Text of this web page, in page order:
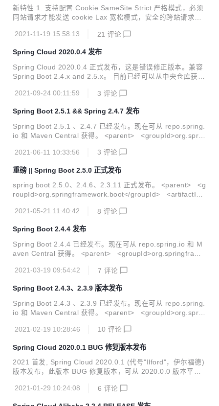
tiializer 不提供 MariaDB #28779的映射 "test" ...
新特性 1. 支持配置 Cookie SameSite Strict 严格模式，必须
同站请求才能发送 cookie Lax 宽松模式，安全的跨站请求可
一起使用（浏览器最后的坚持） 2. Reactive Session 个性化
ctive.session.timeout=30 3. 支持自定义脱敏规则 关于 Sprin
gBoot 端点敏感数据脱敏，之前在文章 Spring Boot 2.3 新特
配置文件属性跟踪 ，简单讲是...
2021-11-19 15:58:13 21 评论
Spring Cloud 2020.0.4 发布
Spring Cloud 2020.0.4 正式发布，这是错误修正版本。兼容
Spring Boot 2.4.x and 2.5.x。 目前已经可以从中央仓库获
cies> <dependency> <groupId>org.springfra
dependencies</artifactId> <version>2020.0.4...
2021-09-24 00:11:59 3 评论
Spring Boot 2.5.1 && Spring 2.4.7 发布
Spring Boot 2.5.1 、2.4.7 已经发布。现在可从 repo.spring.
io 和 Maven Central 获得。 <parent> <groupId>org.sprin
er-parent</artifactId> <version>2.5.1</version> <relativ
于官方在 发布 SpringBoot 2.5.0 后收到大量的 BUG 反馈。
如果你...
2021-06-11 10:33:56 3 评论
重磅 || Spring Boot 2.5.0 正式发布
spring boot 2.5.0、2.4.6、2.3.11 正式发布。 <parent> <g
roupId>org.springframework.boot</groupId> <artifactId>
ersion> </parent> 新特性 支持 Java16 支持 Gradle7 增强
的详细新特性说明可以参考 本公众号（JAVA 架构日记）之前
推文。 暗黑模式 外观新颖，字体更...
2021-05-21 11:40:42 8 评论
Spring Boot 2.4.4 发布
Spring Boot 2.4.4 已经发布。现在可从 repo.spring.io 和 M
aven Central 获得。 <parent> <groupId>org.springframe
nt</artifactId> <version>2.4.4</version> <relativePath/>
错误修复，增强功能，文档改进和依赖项升级。 :beetle: Bug
Fixes 使用 ...
2021-03-19 09:54:42 7 评论
Spring Boot 2.4.3、2.3.9 版本发布
Spring Boot 2.4.3 、2.3.9 已经发布。现在可从 repo.spring.
io 和 Maven Central 获得。 <parent> <groupId>org.sprin
er-parent</artifactId> <version>2.4.3</version> <relativ
4.3 版本的更新报告，这是 v2.4 版本的第三个错误修正版
本，包括 75 个错误修复，...
2021-02-19 10:28:46 10 评论
Spring Cloud 2020.0.1 BUG 修复版本发布
2021 首发, Spring Cloud 2020.0.1 (代号"Ilford"，伊尔福德)
版本发布，此版本 BUG 修复版本，可从 2020.0.0 版本平滑
ndencyManagement> <dependencies> <depende
2021-01-29 10:24:08 6 评论